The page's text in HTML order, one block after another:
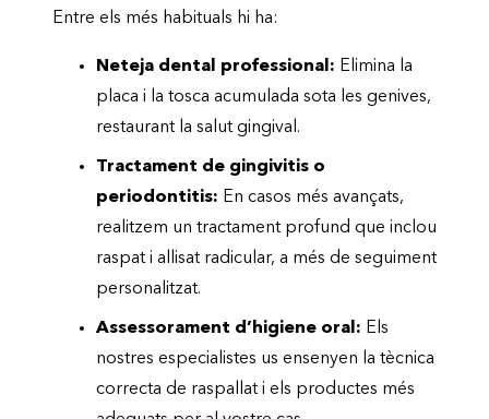
Entre els més habituals hi ha:
Neteja dental professional: Elimina la
placa i la tosca acumulada sota les genives,
restaurant la salut gingival.
Tractament de gingivitis o
periodontitis: En casos més avançats,
realitzem un tractament profund que inclou
raspat i allisat radicular, a més de seguiment
personalitzat.
Assessorament d’higiene oral: Els
nostres especialistes us ensenyen la tècnica
correcta de raspallat i els productes més